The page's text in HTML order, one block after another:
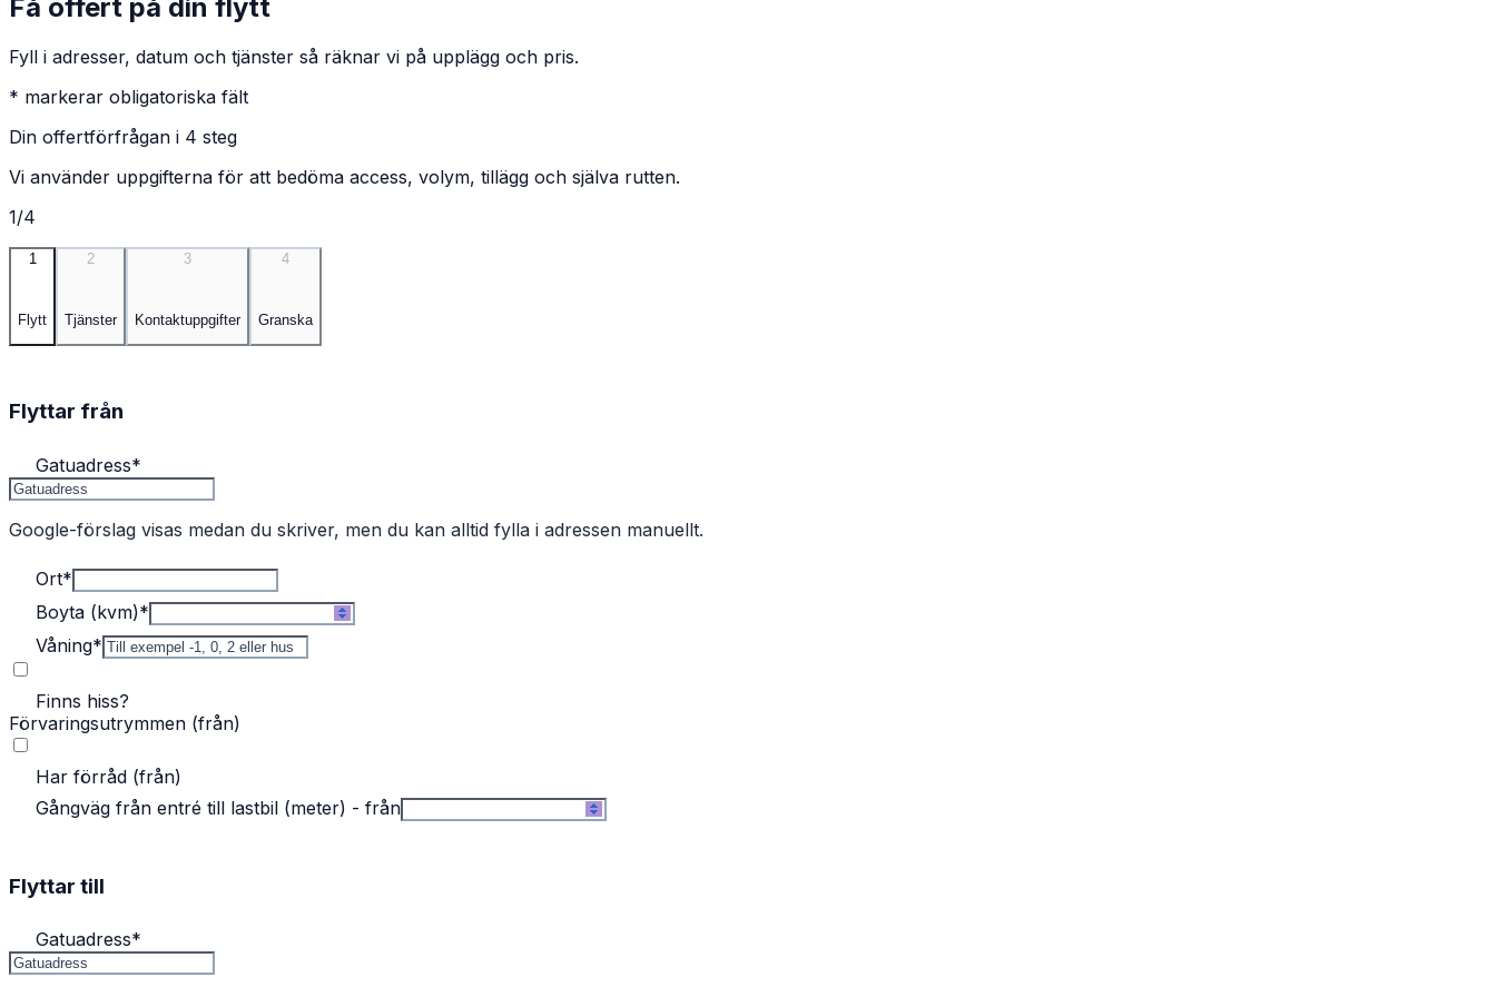
Få offert på din flytt
Fyll i adresser, datum och tjänster så räknar vi på upplägg och pris.
* markerar obligatoriska fält
Din offertförfrågan i 4 steg
Vi använder uppgifterna för att bedöma access, volym, tillägg och själva rutten.
1/4
1
Flytt
2
Tjänster
3
Kontaktuppgifter
4
Granska
Flyttar från
Gatuadress*
Google-förslag visas medan du skriver, men du kan alltid fylla i adressen manuellt.
Ort*
Boyta (kvm)*
Våning*
Finns hiss?
Förvaringsutrymmen (från)
Har förråd (från)
Gångväg från entré till lastbil (meter) - från
Flyttar till
Gatuadress*